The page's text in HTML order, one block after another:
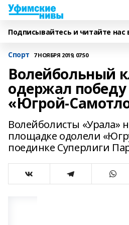
Подписывайтесь и читайте нас
Спорт 7 НОЯБРЯ 2019, 07:50
Волейбольный
одержал
«Югрой-
Волейболисты «Урала»
площадке одолели
поединке Суперлиги